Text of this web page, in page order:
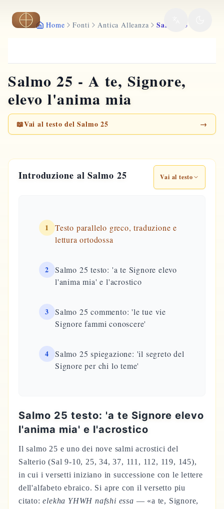
Vai al contenuto principale
Home Fonti Antica Alleanza Salmo 25
Salmo 25 - A te, Signore,
elevo l'anima mia
📖Vai al testo del Salmo 25 →
Introduzione al Salmo 25 Vai al testo
1
Testo parallelo greco, traduzione e
lettura ortodossa
2
Salmo 25 testo: 'a te Signore elevo
l'anima mia' e l'acrostico
3
Salmo 25 commento: 'le tue vie
Signore fammi conoscere'
4
Salmo 25 spiegazione: 'il segreto del
Signore per chi lo teme'
Salmo 25 testo: 'a te Signore elevo
l'anima mia' e l'acrostico
Il salmo 25 e uno dei nove salmi acrostici del
Salterio (Sal 9-10, 25, 34, 37, 111, 112, 119, 145),
in cui i versetti iniziano in successione con le lettere
dell'alfabeto ebraico. Si apre con il versetto piu
citato:elekha YHWH nafshi essa — «a te, Signore,